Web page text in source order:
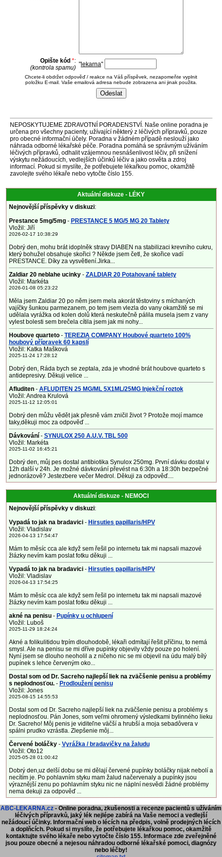
Opište kód *:
(kontrola spamu) " lekarna"
Chcete-li obdržet odpověď / reakce na Váš příspěvek, nezapomeňte vyplnit
položku E-mail. Vaše emailová adresa nebude zobrazena ani jinak použita.
NEPOSKYTUJEME ZDRAVOTNÍ PORADENSTVÍ. Naše online poradna je
určena pro všechny pacienty, užívající některý z léčivých přípravků, pouze
pro obecné informační účely. Poradna v žádném případě neslouží jako
náhrada odborné lékařské péče. Poradna pomáhá se správným užíváním
léčivých přípravků, odhalit vzájemnou nesnášenlivost léčiv, při snížení
výskytu nežádoucích, vedlejších účinků léčiv a jako osvěta a zdroj
informací. Pokud si myslíte, že potřebujete lékařkou pomoc, okamžitě
zavolejte svého lékaře nebo vytočte číslo 155.
Aktuální diskuze - LÉKY
Nejnovější příspěvky v diskuzi:
Prestance 5mg/5mg- PRESTANCE 5 MG/5 MG 20 Tablety
Vložil: Jiří
2026-02-17 10:38:29
Dobrý den, mohu brát idoplněk stravy DIABEN na stabilizaci krevního cukru,
který bohužel obsahuje skořici ? Někde jsem četl, že skořice vadí
PRESTANCE. Díky za vysvětlení.Jirka...
Zaldiar 20 neblahe ucinky- ZALDIAR 20 Potahované tablety
Vložil: Markéta
2026-01-08 05:23:22
Měla jsem Zaldiar 20 po něm jsem mela akorát těstoviny s míchaných
vajíčky šunkou parmezanem, po tem jsem vlezla do vany okamžitě se mi
udělala vyrážka od kolen dolů která neskutečně pálila musela jsem z vany
vylest bolesti sem brečela cítila jsem jak mi nohy...
Houbove quarteto- TEREZIA COMPANY Houbové quarteto 100%
houbový přípravek 60 kapslí
Vložil: Katka Mašková
2025-11-24 17:28:12
Dobrý den, Ráda bych se zeptala, zda je vhodné brát houbove quarteto s
antidepresivy. Děkuji velice ...
Afluditen- AFLUDITEN 25 MG/ML 5X1ML/25MG Injekční roztok
Vložil: Andrea Krulová
2025-11-12 12:05:01
Dobrý den můžu vědět jak přesně vám zničil život ? Protože mojí mamce
taky,děkuji moc za odpověď ...
Dávkování - SYNULOX 250 A.U.V. TBL 500
Vložil: Markéta
2025-11-02 16:45:21
Dobrý den, můj pes dostal antibiotika Synulox 250mg. První dávku dostal v
12h další v 24h. Je možné dávkování převést na 6:30h a 18:30h bezpečné
jednorázově? Jestezbere večer Medrol. Děkuji za odpověď....
Aktuální diskuze - NEMOCI
Nejnovější příspěvky v diskuzi:
Vypadá to jak na bradavici - Hirsuties papillaris/HPV
Vložil: Vladislav
2026-04-13 17:54:47
Mám to měsíc cca ale když sem řešil po internetu tak mi napsali mazové
žlázky nevím kam poslat fotku děkuji ...
Vypadá to jak na bradavici - Hirsuties papillaris/HPV
Vložil: Vladislav
2026-04-13 17:54:25
Mám to měsíc cca ale když sem řešil po internetu tak mi napsali mazové
žlázky nevím kam poslat fotku děkuji ...
akné na penisu- Pupínky u ochlupení
Vložil: Luboš
2025-11-29 18:24:24
Akné a folikulitidou trpím dlouhodobě, lékaři odmítají řešit příčinu, to nemá
smysl. Ale na penisu se mi dříve pupínky objevily vždy pouze po holení.
Nyní jsem se dlouho neoholil a z ničeho nic se mi objevil na údu malý bílý
pupínek s lehce červeným oko...
Dostal som od Dr. Sacreho najlepší liek na zväčšenie penisu a problémy
s neplodnosťou.- Prodloužení penisu
Vložil: Jones
2025-08-15 14:55:53
Dostal som od Dr. Sacreho najlepší liek na zväčšenie penisu a problémy s
neplodnosťou. Pán Jones, som veľmi ohromený výsledkami bylinného lieku
Dr. Sacreho! Môj penis je viditeľne väčší a hrubší a moja sebadôvera v
spálni prudko vzrástla. Zlepšenie môj...
Červené boláčky - Vyrážka / bradavičky na žaludu
Vložil: Oto12
2025-05-28 01:00:42
Dobrý den,uz delší dobu se mi dělají červené pupínky boláčky nijak nebolí a
necítím je. Po pohlavním styku mam žalud načervenaly a pupínky jsou
výraznější zenu po pohlavním styku nic ne náplní nesvědi žádné problémy
nema dekuji za odpověď ...
ABC-LEKARNA.cz - Online poradna, zkušenosti a recenze pacientů s užíváním
léčivých přípravků, jaký lék nejlépe zabírá na Vaše nemoci a vedlejší
nežádoucí účinky. Informační web o lécích na předpis, volně prodejných lécích
a doplňcích. Pokud si myslíte, že potřebujete lékařkou pomoc, okamžitě
kontaktujte svého lékaře nebo vytočte číslo 155. Informace zde zveřejněné
jsou pouze obecné a nejesou náhradou odborné lékařské pomoci, diagnózy
nebo léčby!